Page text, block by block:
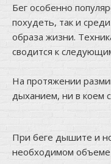
Бег особенно
похудеть, так и
образа жизни.
сводится к
На протяжении
дыханием, ни в коем
При беге дышите и
необходимом объеме